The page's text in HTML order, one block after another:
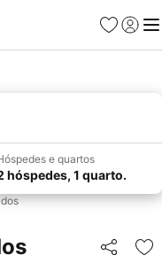
Favoritos
Iniciar
e quartos
hóspedes, 1 quarto.
Partilhar